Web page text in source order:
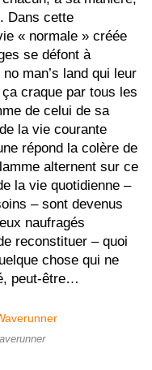
Dans cette
« normale » créée
se défont à
man’s land qui leur
craque par tous les
de celui de sa
la vie courante
répond la colère de
alternent sur ce
la vie quotidienne –
– sont devenus
naufragés
reconstituer – quoi
chose qui ne
peut-être…